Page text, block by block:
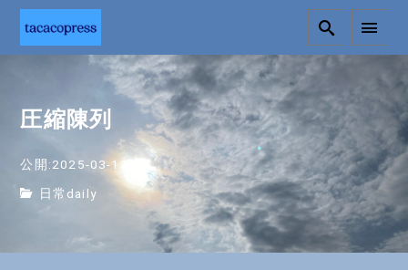
圧縮陳列
公開:2025-03-13
日常daily